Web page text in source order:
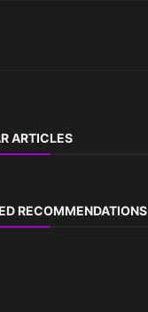
ARTICLES
RECOMMENDATIONS